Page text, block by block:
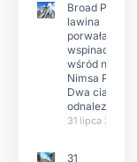
Broad Peak:
lawina
porwała 10
wspinaczy,
wśród nich
Nimsa Purję.
Dwa ciała
odnalezione.
31 lipca 2026
31